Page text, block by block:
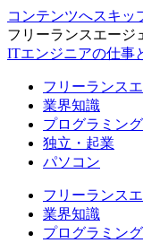
コンテンツへスキッ
フリーランスエージ
ITエンジニアの仕事
フリーランス
業界知識
プログラミン
独立・起業
パソコン
フリーランス
業界知識
プログラミン